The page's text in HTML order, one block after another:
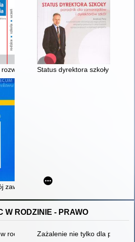
ucznia : niezbędnik dyrektora
Status dyrektora szkoły :
zawodowy nauczyciela
W RODZINIE - PRAWO
rodzinie 2012 : działanie prokuratury
Zażalenie nie tylko dla